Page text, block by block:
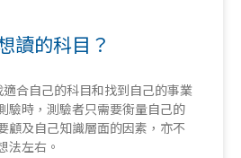
讀的科目？
合自己的科目和找到自己的事業
驗時，測驗者只需要𧗽量自己的
顧及自己知識層面的因素，亦不
法左右。